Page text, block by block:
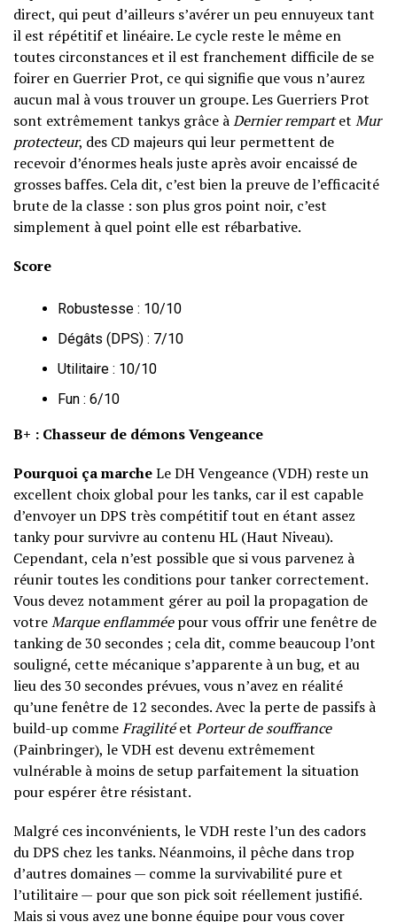
direct, qui peut d’ailleurs s’avérer un peu ennuyeux tant
il est répétitif et linéaire. Le cycle reste le même en
toutes circonstances et il est franchement difficile de se
foirer en Guerrier Prot, ce qui signifie que vous n’aurez
aucun mal à vous trouver un groupe. Les Guerriers Prot
sont extrêmement tankys grâce àDernier rempartet Mur
protecteur, des CD majeurs qui leur permettent de
recevoir d’énormes heals juste après avoir encaissé de
grosses baffes. Cela dit, c’est bien la preuve de l’efficacité
brute de la classe : son plus gros point noir, c’est
simplement à quel point elle est rébarbative.
Score
Robustesse : 10/10
Dégâts (DPS) : 7/10
Utilitaire : 10/10
Fun : 6/10
B+ : Chasseur de démons Vengeance
Pourquoi ça marcheLe DH Vengeance (VDH) reste un
excellent choix global pour les tanks, car il est capable
d’envoyer un DPS très compétitif tout en étant assez
tanky pour survivre au contenu HL (Haut Niveau).
Cependant, cela n’est possible que si vous parvenez à
réunir toutes les conditions pour tanker correctement.
Vous devez notamment gérer au poil la propagation de
votreMarque enflamméepour vous offrir une fenêtre de
tanking de 30 secondes ; cela dit, comme beaucoup l’ont
souligné, cette mécanique s’apparente à un bug, et au
lieu des 30 secondes prévues, vous n’avez en réalité
qu’une fenêtre de 12 secondes. Avec la perte de passifs à
build-up commeFragilitéet Porteur de souffrance
(Painbringer), le VDH est devenu extrêmement
vulnérable à moins de setup parfaitement la situation
pour espérer être résistant.
Malgré ces inconvénients, le VDH reste l’un des cadors
du DPS chez les tanks. Néanmoins, il pêche dans trop
d’autres domaines — comme la survivabilité pure et
l’utilitaire — pour que son pick soit réellement justifié.
Mais si vous avez une bonne équipe pour vous cover